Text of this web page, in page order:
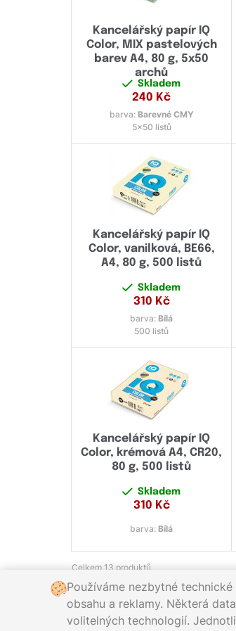
Kancelářský papír IQ
Color, MIX pastelových
barev A4, 80 g, 5x50
archů
Skladem
240 Kč
barva: Barevné CMY
5x50 listů
Kancelářský papír IQ
Color, vanilková, BE66,
A4, 80 g, 500 listů
Skladem
310 Kč
barva: Bílá
500 listů
Kancelářský papír IQ
Color, krémová A4, CR20,
80 g, 500 listů
Skladem
310 Kč
barva: Bílá
Celkem 13 produktů
Zavolejte nám
Používáme nezbytné
obsahu a reklamy. Některá
volitelných technologií.